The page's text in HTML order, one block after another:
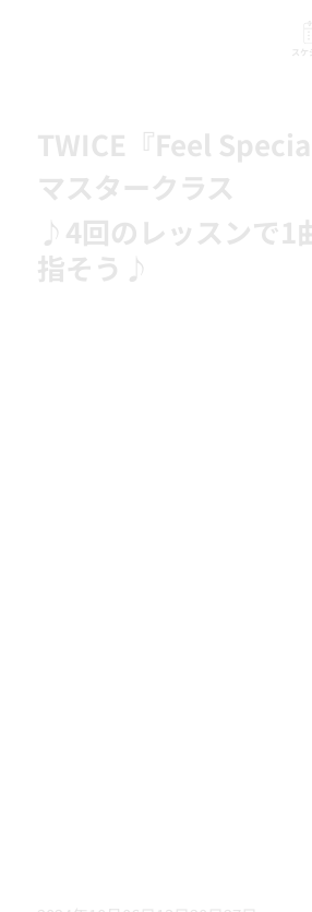
ス
TWICE『Feel Special
マスタークラス
♪4回のレッスンで1
指そう♪